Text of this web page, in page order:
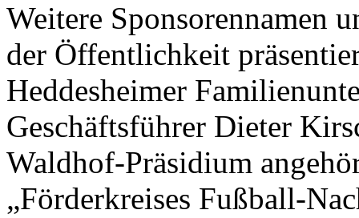
Weitere Sponsorennamen
der Öffentlichkeit
Heddesheimer
Geschäftsführer Dieter
Waldhof-Präsidium
„Förderkreises Fußball-